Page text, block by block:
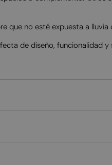
que no esté expuesta a
de diseño,